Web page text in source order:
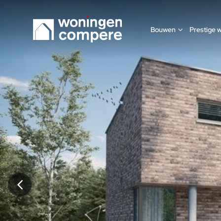
Bouwen Prestige